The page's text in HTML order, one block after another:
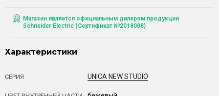
Магазин является официальным дилером продукции
Schneider Electric (Сертификат №2018008)
Характеристики
СЕРИЯ UNICA NEW STUDIO